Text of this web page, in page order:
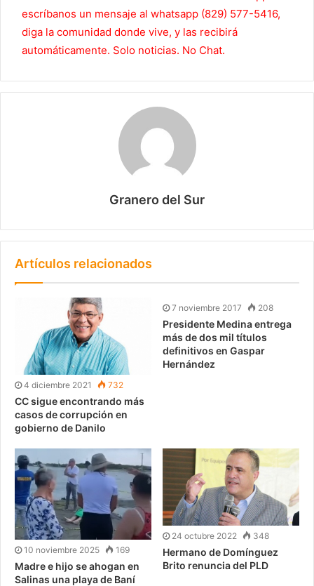
escríbanos un mensaje al whatsapp (829) 577-5416,
diga la comunidad donde vive, y las recibirá
automáticamente. Solo noticias. No Chat.
Granero del Sur
Artículos relacionados
4 diciembre 2021 732
CC sigue encontrando más
casos de corrupción en
gobierno de Danilo
7 noviembre 2017 208
Presidente Medina entrega
más de dos mil títulos
definitivos en Gaspar
Hernández
10 noviembre 2025 169
Madre e hijo se ahogan en
Salinas una playa de Baní
24 octubre 2022 348
Hermano de Domínguez
Brito renuncia del PLD